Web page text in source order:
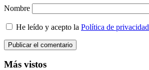
Nombre
He leído y acepto la Política de privacidad
Barra
Más vistos